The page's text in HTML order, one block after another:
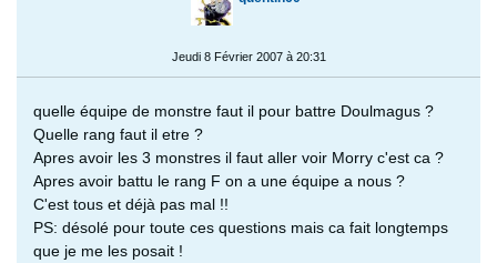
Jeudi 8 Février 2007 à 20:31
quelle équipe de monstre faut il pour battre Doulmagus ?
Quelle rang faut il etre ?
Apres avoir les 3 monstres il faut aller voir Morry c'est ca ?
Apres avoir battu le rang F on a une équipe a nous ?
C'est tous et déjà pas mal !!
PS: désolé pour toute ces questions mais ca fait longtemps
que je me les posait !